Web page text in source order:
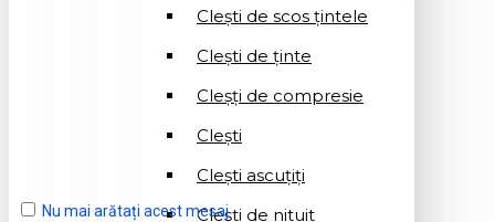
Clești de scos țintele
Clești de ținte
Cleșți de compresie
Cleşti
Clești ascuțiți
Cleşti de nituit
Nu mai arătați acest mesaj